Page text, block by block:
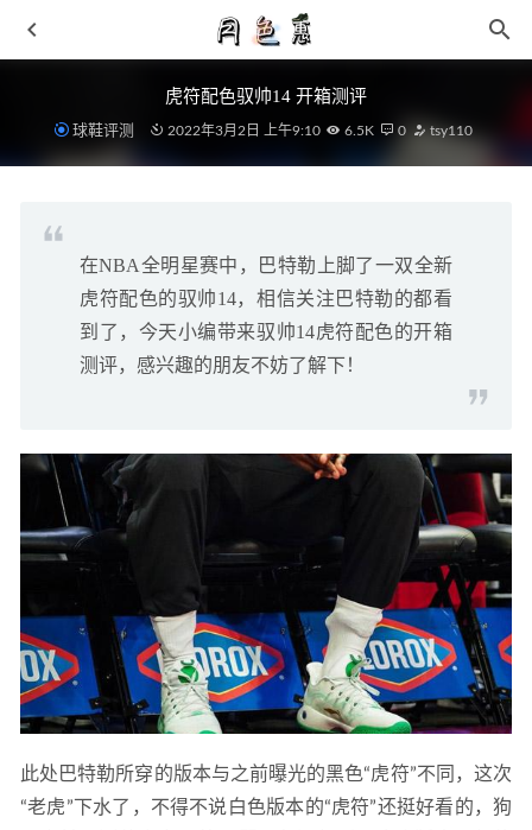
虎符配色驭帅14 开箱测评
球鞋评测 2022年3月2日 上午9:10 6.5K 0 tsy110
在NBA全明星赛中，巴特勒上脚了一双全新
虎符配色的驭帅14，相信关注巴特勒的都看
到了，今天小编带来驭帅14虎符配色的开箱
测评，感兴趣的朋友不妨了解下！
此处巴特勒所穿的版本与之前曝光的黑色“虎符”不同，这次
“老虎”下水了，不得不说白色版本的“虎符”还挺好看的，狗
Clarks 其乐 2021 秋季鞋款系列发布，型走风潮 2021-08-16
马汀博士 x Rick Owens 全新联名鞋款系列即将来袭 2021-
2021-
北方年夜饭吃什么？不同食物象征不同寓意 2019-01-28
马汀博士 x HAVEN 全新联名 1461 鞋款抢先预览~
2021-09-